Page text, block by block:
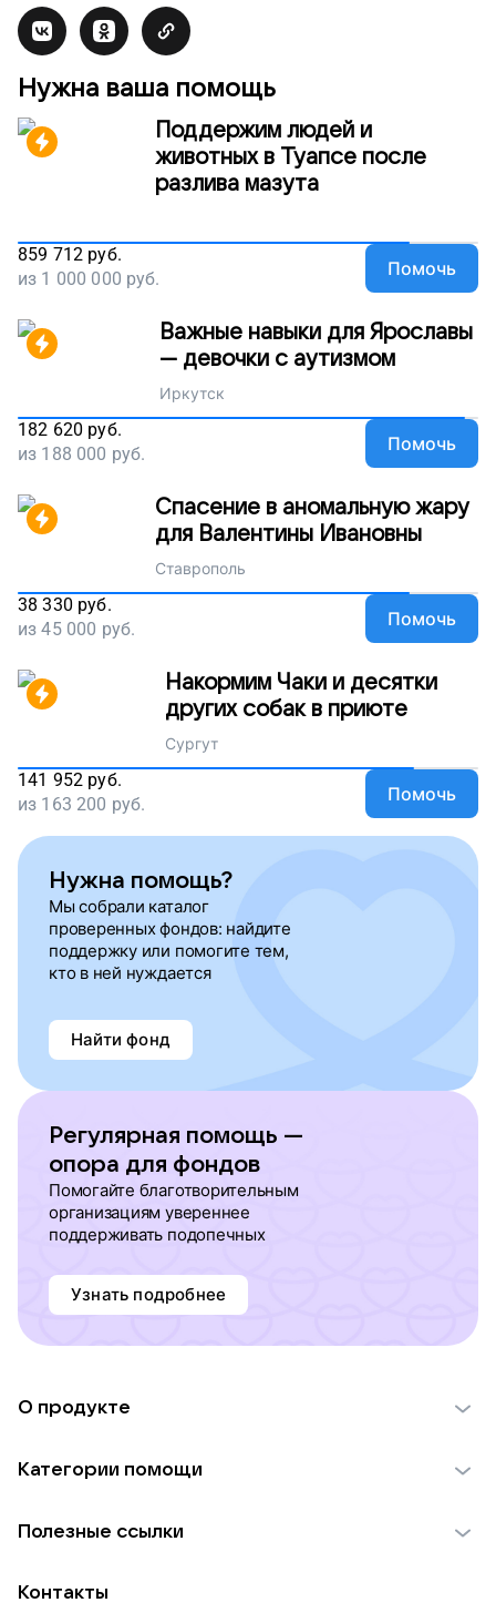
Нужна ваша помощь
Поддержим людей и
животных в Туапсе после
разлива мазута
859 712 руб.
из 1 000 000 руб. Помочь
Важные навыки для Ярославы
— девочки с аутизмом
Иркутск
182 620 руб.
из 188 000 руб. Помочь
Спасение в аномальную жару
для Валентины Ивановны
Ставрополь
38 330 руб.
из45 000 руб. Помочь
Накормим Чаки и десятки
других собак в приюте
Сургут
141 952 руб.
из 163 200 руб. Помочь
Нужна помощь?
Мы собрали каталог
проверенных фондов: найдите
поддержку или помогите тем,
кто в ней нуждается
Найти фонд
Регулярная помощь —
опора для фондов
Помогайте благотворительным
организациям увереннее
поддерживать подопечных
Узнать подробнее
О продукте
Использование материалов
Для НКО
Категории помощи
Пожилым
Полезные ссылки
Контакты